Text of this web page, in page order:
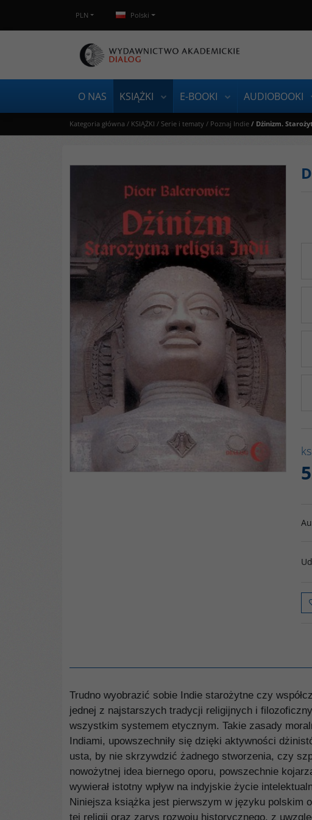
PLN Polski
O NAS KSIĄŻKI E-BOOKI AUDIOBOOKI
Kategoria główna / KSIĄŻKI / Serie i tematy / Poznaj Indie / Dżinizm.
Trudno wyobrazić sobie Indie starożytne czy
jednej z najstarszych tradycji religijnych i
wszystkim systemem etycznym. Takie zasady
Indiami, upowszechniły się dzięki aktywności
usta, by nie skrzywdzić żadnego stworzenia, czy
nowożytnej idea biernego oporu, powszechnie
wywierał istotny wpływ na indyjskie życie
Niniejsza książka jest pierwszym w języku polskim
tej religii oraz zarys rozwoju historycznego, z